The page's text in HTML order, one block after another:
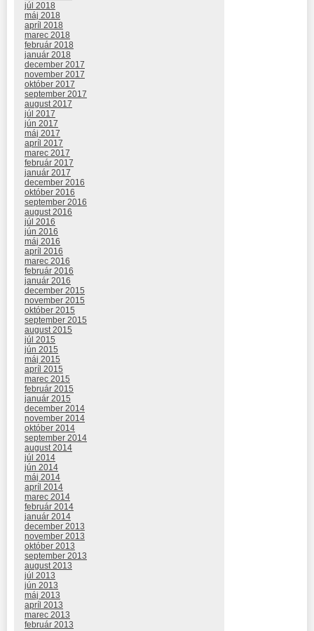
júl 2018
máj 2018
apríl 2018
marec 2018
február 2018
január 2018
december 2017
november 2017
október 2017
september 2017
august 2017
júl 2017
jún 2017
máj 2017
apríl 2017
marec 2017
február 2017
január 2017
december 2016
október 2016
september 2016
august 2016
júl 2016
jún 2016
máj 2016
apríl 2016
marec 2016
február 2016
január 2016
december 2015
november 2015
október 2015
september 2015
august 2015
júl 2015
jún 2015
máj 2015
apríl 2015
marec 2015
február 2015
január 2015
december 2014
november 2014
október 2014
september 2014
august 2014
júl 2014
jún 2014
máj 2014
apríl 2014
marec 2014
február 2014
január 2014
december 2013
november 2013
október 2013
september 2013
august 2013
júl 2013
jún 2013
máj 2013
apríl 2013
marec 2013
február 2013